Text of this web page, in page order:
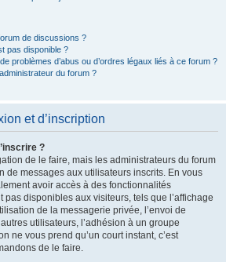
de discussions ?
pas disponible ?
problèmes d’abus ou d’ordres légaux liés à ce forum ?
du forum ?
et d’inscription
?
de le faire, mais les administrateurs du forum
de messages aux utilisateurs inscrits. En vous
avoir accès à des fonctionnalités
disponibles aux visiteurs, tels que l’affichage
de la messagerie privée, l’envoi de
utilisateurs, l’adhésion à un groupe
ne vous prend qu’un court instant, c’est
de le faire.